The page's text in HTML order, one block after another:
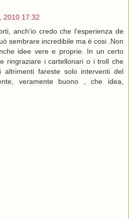
2010 17:32
anch'io credo che l'esperienza de
sembrare incredibile ma è cosi .Non
idee vere e proprie. In un certo
ringraziare i cartellonari o i troll che
altrimenti fareste solo interventi del
veramente buono , che idea,